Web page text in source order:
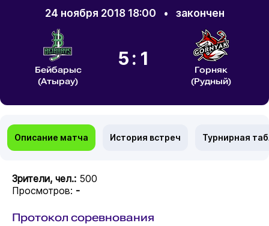
24 ноября 2018 18:00 • закончен
Бейбарыс
(Атырау)
5:1
Горняк
(Рудный)
Описание матча История встреч Турнирная
Зрители, чел.: 500
Просмотров: -
Протокол соревнования